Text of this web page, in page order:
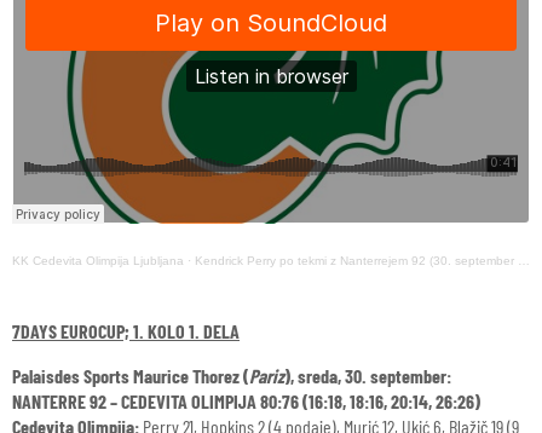
KK Cedevita Olimpija Ljubljana · Kendrick Perry po tekmi z Nanterrejem 92 (30. september 2020)
7DAYS EUROCUP; 1. KOLO 1. DELA
Palaisdes Sports Maurice Thorez (Pariz), sreda, 30. september:
NANTERRE 92 – CEDEVITA OLIMPIJA 80:76 (16:18, 18:16, 20:14, 26:26)
Cedevita Olimpija: Perry 21, Hopkins 2 (4 podaje), Murić 12, Ukić 6, Blažič 19 (9